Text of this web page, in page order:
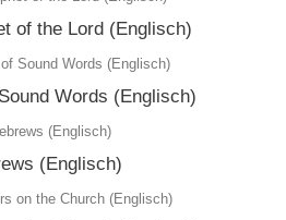
of the Lord (Englisch)
Words (Englisch)
(Englisch)